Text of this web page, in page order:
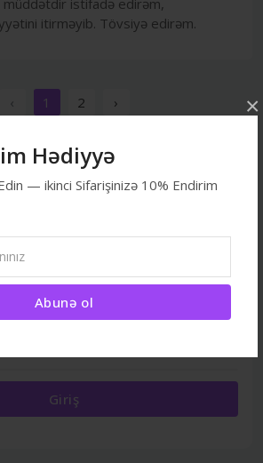
Hədiyyə
— ikinci Sifarişinizə 10% Endirim
Abunə ol
×
itirməyib. Tövsiyə edirəm.
‹ 1 2 ›
Giriş